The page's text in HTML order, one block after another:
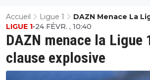
Accueil Ligue 1
DAZN Menace La
Explosive
DAZN menace la Ligue
clause explosive
LIGUE 1•24 FÉVR. , 10:40